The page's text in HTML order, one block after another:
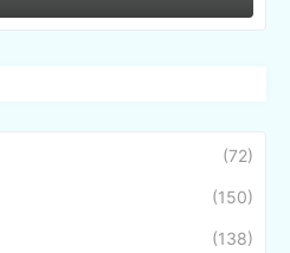
(72)
(150)
(138)